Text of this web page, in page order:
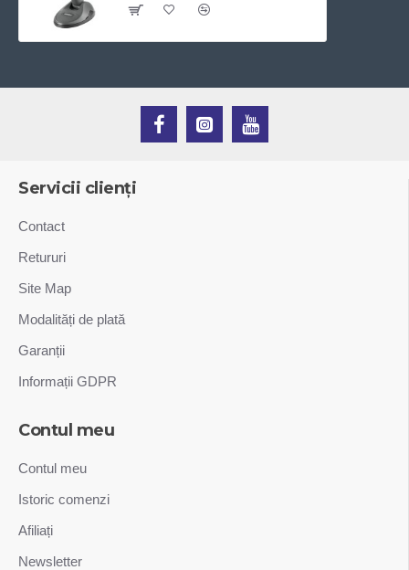
Servicii clienți
Contact
Retururi
Site Map
Modalități de plată
Garanții
Informații GDPR
Contul meu
Contul meu
Istoric comenzi
Afiliați
Newsletter